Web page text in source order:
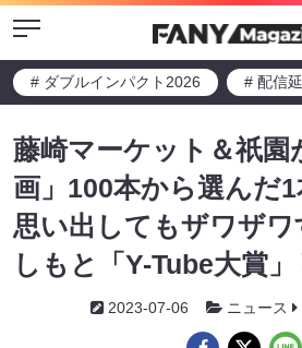
Menu
# ダブルインパクト2026 # 配信
藤崎マーケット＆祇園
画」100本から選んだ
思い出してもザワザワ
しもと「Y-Tube大賞
2023-07-06 ニュース